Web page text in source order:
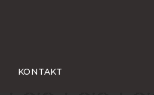
KONTAKT